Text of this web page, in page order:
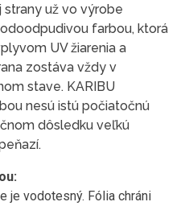
strany už vo výrobe
farbou, ktorá
UV žiarenia a
zostáva vždy v
stave. KARIBU
nesú istú počiatočnú
dôsledku veľkú
je vodotesný. Fólia chráni